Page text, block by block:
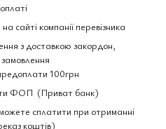
сайті компанії перевізника
з доставкою закордон,
100грн
ФОП (Приват банк)
сплатити при отриманні
коштів)